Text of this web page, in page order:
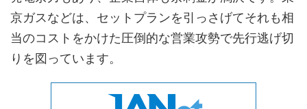
京ガスなどは、セットプランを引っさげてそれも相
当のコストをかけた圧倒的な営業攻勢で先行逃げ切
りを図っています。